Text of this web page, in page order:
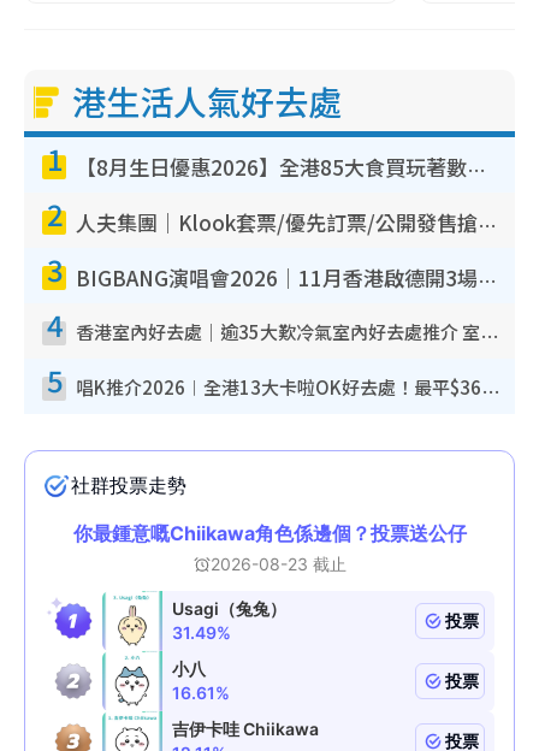
港生活人氣好去處
1 【8月生日優惠2026】全港85大食買玩著數攻略 自助餐/火鍋放題同行免費＋誠品/DONKI送現金券
2 人夫集團｜Klook套票/優先訂票/公開發售搶飛攻略！附票價.購票連結.場地座位表
3 BIGBANG演唱會2026｜11月香港啟德開3場！實名制VIP申請、優先購票攻略
4 香港室內好去處｜逾35大歎冷氣室內好去處推介 室內活動免費避雨無懼落雨
5 唱K推介2026︱全港13大卡啦OK好去處！最平$36起 日文K都有！(附地址+收費詳情)